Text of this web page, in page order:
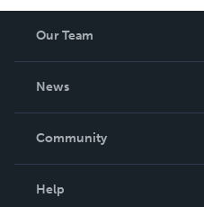
Our Team
News
In The News
Community
Help